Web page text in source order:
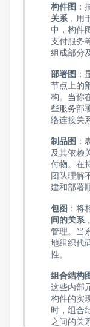
构件图 ：
关系，用
中，构件
支付服务
组成部分
部署图 ：
节点上的
构。当你
些服务部
络连接关
制品图 ：
及其依赖
付物。在
团队理解
建和部署
包图 ：将
间的关系
管理。当
地组织代
性。
组合结构
这些内部
构件的实
时，组合
之间的关